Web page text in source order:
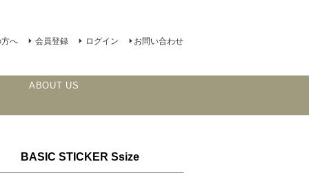
へ 会員登録 ログイン お問い合わせ
ABOUT US
BASIC STICKER Ssize